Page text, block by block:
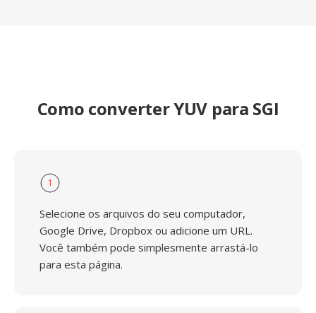
Como converter YUV para SGI
1
Selecione os arquivos do seu computador,
Google Drive, Dropbox ou adicione um URL.
Você também pode simplesmente arrastá-lo
para esta página.